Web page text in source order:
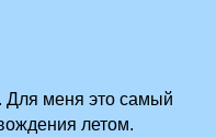
Для меня это самый
летом.